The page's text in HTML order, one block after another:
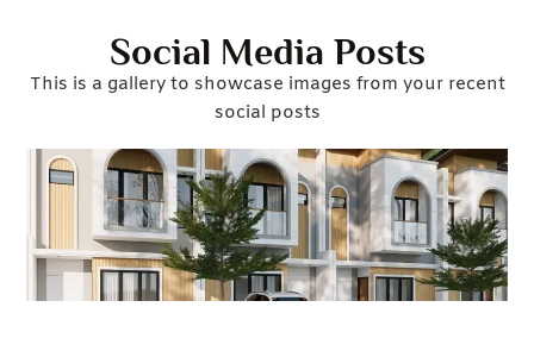
Social Media Posts
This is a gallery to showcase images from your recent
social posts